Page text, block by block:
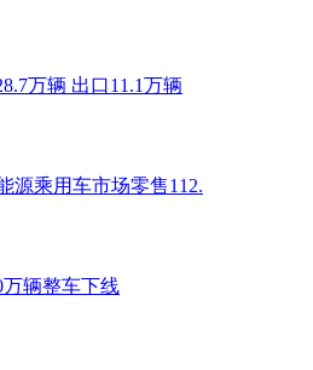
万辆 出口11.1万辆
源乘用车市场零售112.
辆整车下线